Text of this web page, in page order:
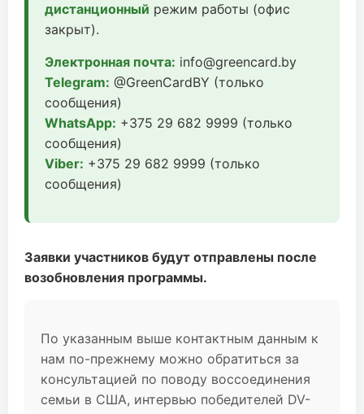
дистанционный режим работы (офис
закрыт).
Электронная почта: info@greencard.by
Telegram: @GreenCardBY (только
сообщения)
WhatsApp: +375 29 682 9999 (только
сообщения)
Viber: +375 29 682 9999 (только
сообщения)
Заявки участников будут отправлены после
возобновления программы.
По указанным выше контактным данным к
нам по-прежнему можно обратиться за
консультацией по поводу воссоединения
семьи в США, интервью победителей DV-